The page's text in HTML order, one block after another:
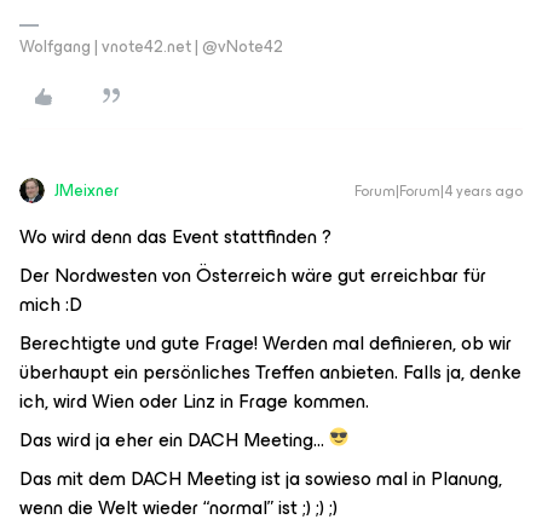
Wolfgang | vnote42.net | @vNote42
JMeixner Forum|Forum|4 years ago
Wo wird denn das Event stattfinden ?
Der Nordwesten von Österreich wäre gut erreichbar für
mich :D
Berechtigte und gute Frage! Werden mal definieren, ob wir
überhaupt ein persönliches Treffen anbieten. Falls ja, denke
ich, wird Wien oder Linz in Frage kommen.
Das wird ja eher ein DACH Meeting...
Das mit dem DACH Meeting ist ja sowieso mal in Planung,
wenn die Welt wieder “normal” ist ;) ;) ;)